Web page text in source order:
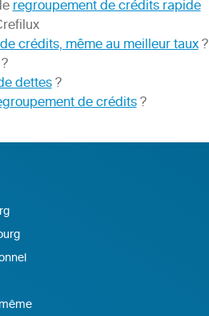
regroupement de crédits rapide
crédits, même au meilleur taux?
dettes?
de crédits?